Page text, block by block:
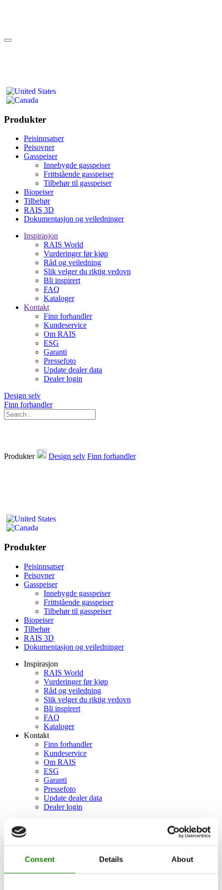
Consent Details About
Produkter
Peisinnsatser
Peisovner
Gasspeiser
Innebygde gasspeiser
Frittstående gasspeiser
Tilbehør til gasspeiser
Biopeiser
Tilbehør
RAIS 3D
Dokumentasjon og veiledninger
Inspirasjon
RAIS World
Vurderinger før kjøp
Råd og veiledning
Slik velger du riktig vedovn
Bli inspirert
FAQ
Kataloger
Kontakt
Finn forhandler
Kundeservice
Om RAIS
ESG
Garanti
Pressefoto
Update dealer data
Dealer login
Design selv
Finn forhandler
Produkter Design selv Finn forhandler
Produkter
Peisinnsatser
Peisovner
Gasspeiser
Innebygde gasspeiser
Frittstående gasspeiser
Tilbehør til gasspeiser
Biopeiser
Tilbehør
RAIS 3D
Dokumentasjon og veiledninger
Inspirasjon
RAIS World
Vurderinger før kjøp
Råd og veiledning
Slik velger du riktig vedovn
Bli inspirert
FAQ
Kataloger
Kontakt
Finn forhandler
Kundeservice
Om RAIS
ESG
Garanti
Pressefoto
Update dealer data
Dealer login
Home